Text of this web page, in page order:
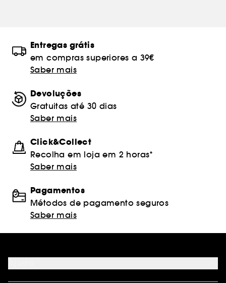
Entregas grátis
em compras superiores a 39€
Saber mais
Devoluções
Gratuitas até 30 dias
Saber mais
Click&Collect
Recolha em loja em 2 horas*
Saber mais
Pagamentos
Métodos de pagamento seguros
Saber mais